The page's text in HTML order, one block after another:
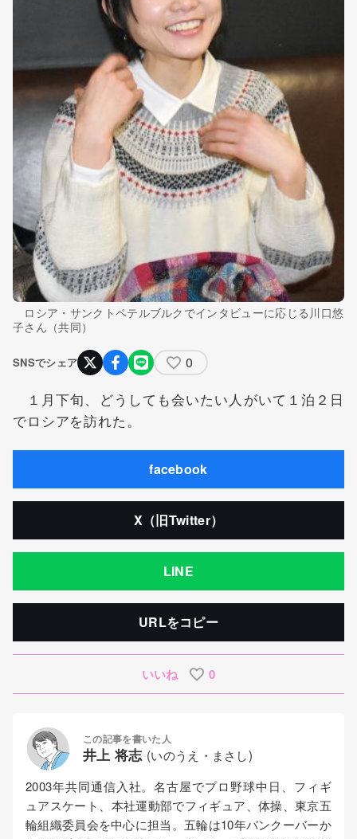
ロシア・サンクトペテルブルクでインタビューに応じる川口悠
子さん（共同）
SNSでシェア 0
１月下旬、どうしても会いたい人がいて１泊２日
でロシアを訪れた。
facebook
X（旧Twitter）
LINE
URLをコピー
いいね 0
この記事を書いた人
井上 将志 (いのうえ・まさし)
2003年共同通信入社。名古屋でプロ野球中日、フィギ
ュアスケート、本社運動部でフィギュア、体操、東京五
輪組織委員会を中心に担当。五輪は10年バンクーバーか